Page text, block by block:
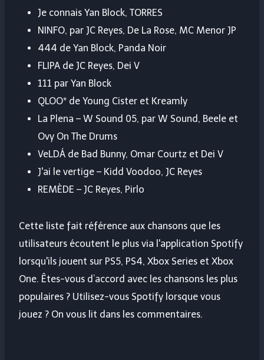
Je connais Yan Block, TORRES
NINFO, par JC Reyes, De La Rose, MC Menor JP
444 de Yan Block, Panda Noir
FLIPA de JC Reyes, Dei V
111 par Yan Block
QLOO* de Young Cister et Kreamly
La Plena – W Sound 05, par W Sound, Beele et
Ovy On The Drums
VeLDÁ de Bad Bunny, Omar Courtz et Dei V
J'ai le vertige – Kidd Voodoo, JC Reyes
REMÈDE – JC Reyes, Pirlo
Cette liste fait référence aux chansons que les
utilisateurs écoutent le plus via l'application Spotify
lorsqu'ils jouent sur PS5, PS4, Xbox Series et Xbox
One. Êtes-vous d’accord avec les chansons les plus
populaires ? Utilisez-vous Spotify lorsque vous
jouez ? On vous lit dans les commentaires.